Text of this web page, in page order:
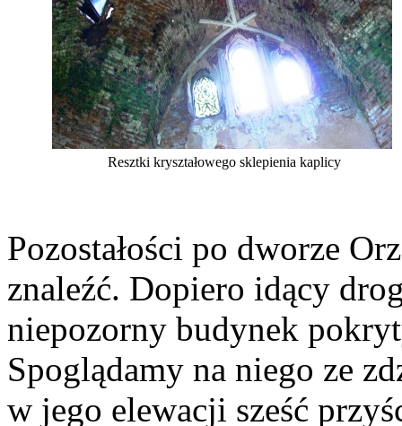
Resztki kryształowego sklepienia kaplicy
Pozostałości po dworze
znaleźć. Dopiero idący
niepozorny budynek
Spoglądamy na niego ze
w jego elewacji sześć